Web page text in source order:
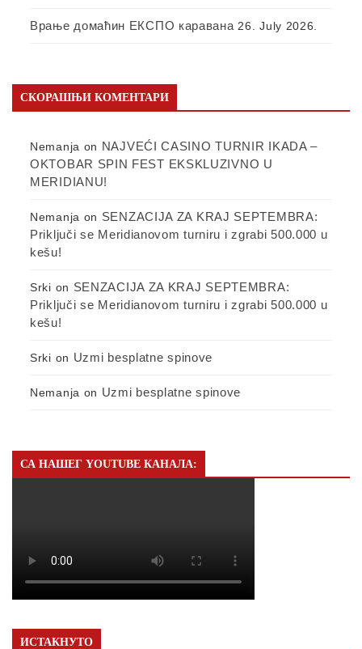
Врање домаћин ЕКСПО каравана 26. July 2026.
СКОРАШЊИ КОМЕНТАРИ
Nemanja on NAJVEĆI CASINO TURNIR IKADA –
OKTOBAR SPIN FEST EKSKLUZIVNO U
MERIDIANU!
Nemanja on SENZACIJA ZA KRAJ SEPTEMBRA:
Priključi se Meridianovom turniru i zgrabi 500.000 u
kešu!
Srki on SENZACIJA ZA KRAJ SEPTEMBRA:
Priključi se Meridianovom turniru i zgrabi 500.000 u
kešu!
Srki on Uzmi besplatne spinove
Nemanja on Uzmi besplatne spinove
СА НАШЕГ YOUTUBE КАНАЛА:
ИСТАКНУТО